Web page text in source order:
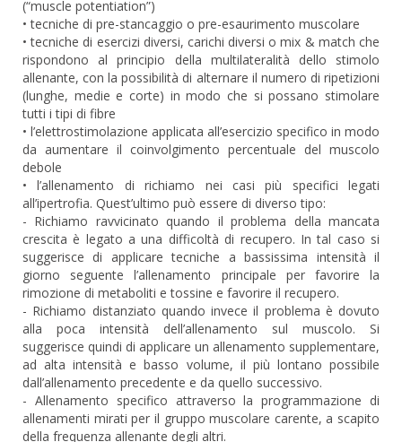
(“muscle potentiation”)
• tecniche di pre-stancaggio o pre-esaurimento muscolare
• tecniche di esercizi diversi, carichi diversi o mix & match che
rispondono al principio della multilateralità dello stimolo
allenante, con la possibilità di alternare il numero di ripetizioni
(lunghe, medie e corte) in modo che si possano stimolare
tutti i tipi di fibre
• l’elettrostimolazione applicata all’esercizio specifico in modo
da aumentare il coinvolgimento percentuale del muscolo
debole
• l’allenamento di richiamo nei casi più specifici legati
all’ipertrofia. Quest’ultimo può essere di diverso tipo:
- Richiamo ravvicinato quando il problema della mancata
crescita è legato a una difficoltà di recupero. In tal caso si
suggerisce di applicare tecniche a bassissima intensità il
giorno seguente l’allenamento principale per favorire la
rimozione di metaboliti e tossine e favorire il recupero.
- Richiamo distanziato quando invece il problema è dovuto
alla poca intensità dell’allenamento sul muscolo. Si
suggerisce quindi di applicare un allenamento supplementare,
ad alta intensità e basso volume, il più lontano possibile
dall’allenamento precedente e da quello successivo.
- Allenamento specifico attraverso la programmazione di
allenamenti mirati per il gruppo muscolare carente, a scapito
della frequenza allenante degli altri.